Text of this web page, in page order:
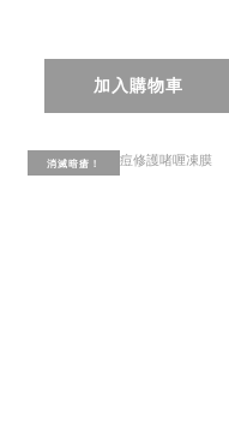
加入購物車
消滅暗瘡！